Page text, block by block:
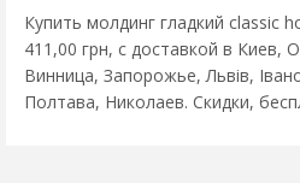
Купить молдинг гладкий classic
411,00 грн, с доставкой в Киев,
Винница, Запорожье, Львів,
Полтава, Николаев. Скидки,